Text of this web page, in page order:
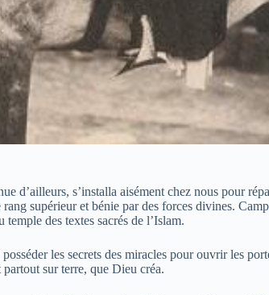
d’ailleurs, s’installa aisément chez nous pour
supérieur et bénie par des forces divines.
des textes sacrés de l’Islam.
les secrets des miracles pour ouvrir les
sur terre, que Dieu créa.